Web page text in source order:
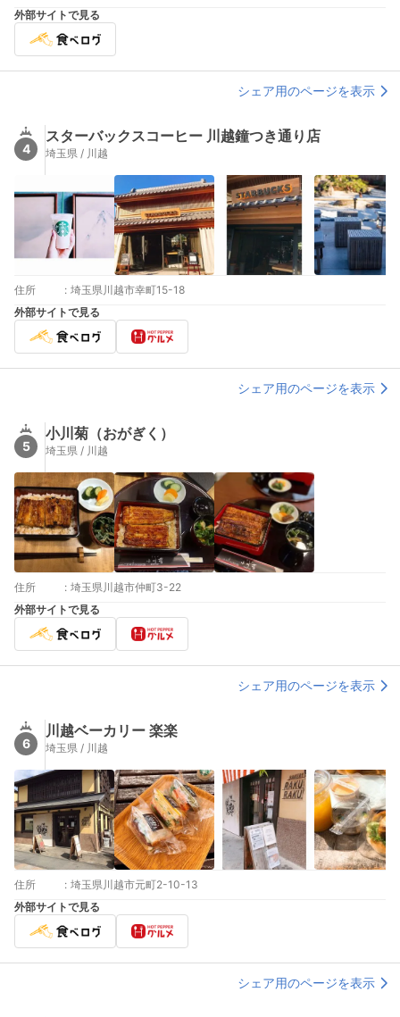
外部サイトで見る
シェア用のページを表示
4
スターバックスコーヒー 川越鐘つき通り店
埼玉県 / 川越
住所 : 埼玉県川越市幸町15-18
外部サイトで見る
シェア用のページを表示
5
小川菊（おがぎく）
埼玉県 / 川越
住所 : 埼玉県川越市仲町3-22
外部サイトで見る
シェア用のページを表示
6
川越ベーカリー 楽楽
埼玉県 / 川越
住所 : 埼玉県川越市元町2-10-13
外部サイトで見る
シェア用のページを表示